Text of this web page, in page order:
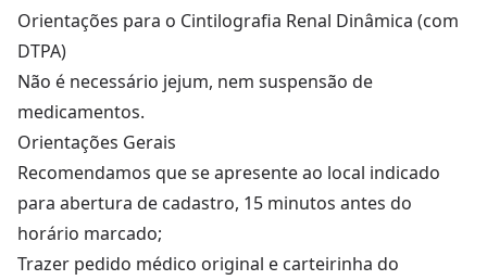
Orientações para o Cintilografia Renal Dinâmica (com
DTPA)
Não é necessário jejum, nem suspensão de
medicamentos.
Orientações Gerais
Recomendamos que se apresente ao local indicado
para abertura de cadastro, 15 minutos antes do
horário marcado;
Trazer pedido médico original e carteirinha do